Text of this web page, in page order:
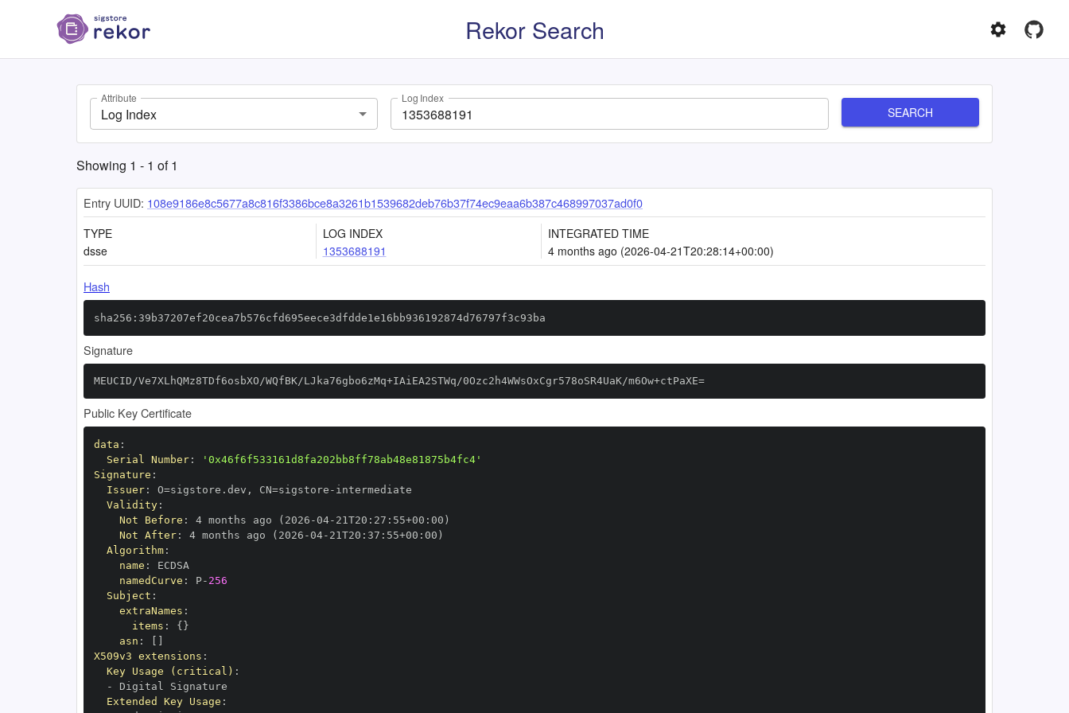
Rekor Search
Attribute
Log Index
Log Index
SEARCH
Showing 1 - 1 of1
Entry UUID: 108e9186e8c5677a8c816f3386bce8a3261b1539682deb76b37f74ec9eaa6b387c468997037ad0f0
TYPE
dsse
LOG INDEX
1353688191
INTEGRATED TIME
4 months ago (2026-04-21T20:28:14+00:00)
Hash
sha256:39b37207ef20cea7b576cfd695eece3dfdde1e16bb936192874d76797f3c93ba
Signature
MEUCID/Ve7XLhQMz8TDf6osbXO/WQfBK/LJka76gbo6zMq+IAiEA2STWq/0Ozc2h4WWsOxCgr578oSR4UaK/m6Ow+ctPaXE=
Public Key Certificate
data :
Serial Number:
'0x46f6f533161d8fa202bb8ff78ab48e81875b4fc4'
Signature :
Issuer: O=sigstore.dev , CN=sigstore -
Validity:
Not Before : 4 months ago (2026 -04- 21T20 : 27 : 55+00 :
Not After: 4 months ago (2026 -04- 21T20 : 37 : 55+00 :
Algorithm:
name :
namedCurve : P- 256
Subject :
extraNames :
items : { }
asn :
X509v3 extensions :
Key Usage (critical) :
-
Extended Key Usage :